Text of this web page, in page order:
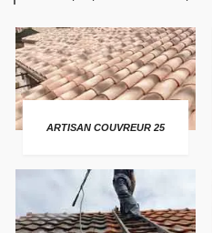
ARTISAN COUVREUR 25